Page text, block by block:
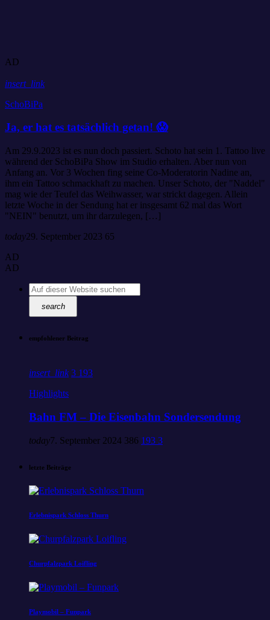
AD
insert_link
SchoBiPa
Ja, er hat es tatsächlich getan! 😱
Am 29.9.2023 ist es nun doch passiert. Schoto hat sein 1. Tattoo live
während der SchoBiPa Show im Studio erhalten. Aber nun von
Anfang an. Vor 3 Wochen fing seine Co-Moderatorin Nadine an,
ihm ein Tattoo schmackhaft zu machen. Unser Schoto, der "Naddel"
mag wie der Teufel das Weihwasser, war strickt dagegen. Allein
letzte Woche in der Sendung hat er insgesamt 62 mal das Wort
"NEIN" benutzt, um ihr darzulegen, […]
today29. September 2023 65
AD
AD
search
empfohlener Beitrag
insert_link 3 193
Highlights
Bahn FM – Die Eisenbahn Sondersendung
today7. September 2024 386 193 3
letzte Beiträge
Erlebnispark Schloss Thurn
Churpfalzpark Loifling
Playmobil – Funpark